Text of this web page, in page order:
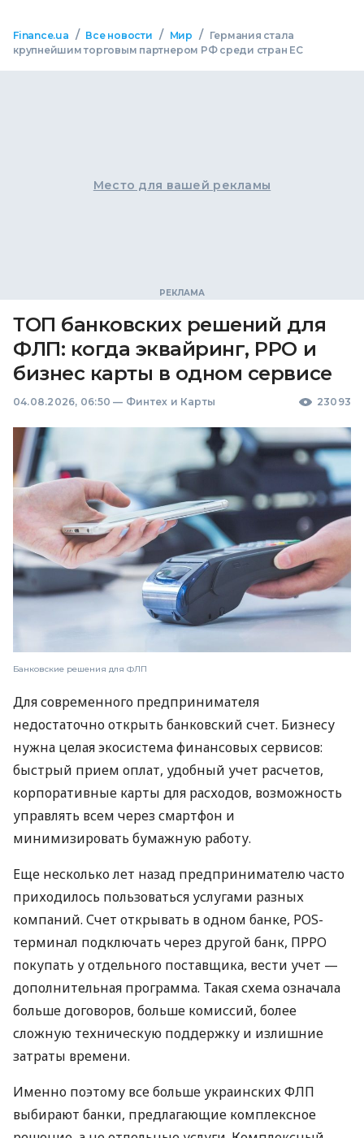
Finance.ua / Все новости / Мир /
Германия стала
крупнейшим торговым партнером РФ среди стран ЕС
Место для вашей рекламы
ТОП банковских решений для
ФЛП: когда эквайринг, РРО и
бизнес карты в одном сервисе
04.08.2026, 06:50 — Финтех и Карты 23093
Банковские решения для ФЛП
Для современного предпринимателя
недостаточно открыть банковский счет. Бизнесу
нужна целая экосистема финансовых сервисов:
быстрый прием оплат, удобный учет расчетов,
корпоративные карты для расходов, возможность
управлять всем через смартфон и
минимизировать бумажную работу.
Еще несколько лет назад предпринимателю часто
приходилось пользоваться услугами разных
компаний. Счет открывать в одном банке, POS-
терминал подключать через другой банк, ПРРО
покупать у отдельного поставщика, вести учет —
дополнительная программа. Такая схема означала
больше договоров, больше комиссий, более
сложную техническую поддержку и излишние
затраты времени.
Именно поэтому все больше украинских ФЛП
выбирают банки, предлагающие комплексное